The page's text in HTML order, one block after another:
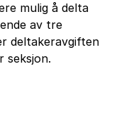
mulig å delta
av tre
deltakeravgiften
seksjon.